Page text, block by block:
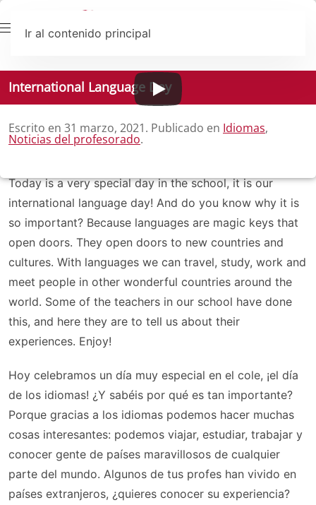
Ir al contenido principal
International Language Day
Escrito en 31 marzo, 2021. Publicado en Idiomas,
Noticias del profesorado.
Today is a very special day in the school, it is our
international language day! And do you know why it is
so important? Because languages are magic keys that
open doors. They open doors to new countries and
cultures. With languages we can travel, study, work and
meet people in other wonderful countries around the
world. Some of the teachers in our school have done
this, and here they are to tell us about their
experiences. Enjoy!
Hoy celebramos un día muy especial en el cole, ¡el día
de los idiomas! ¿Y sabéis por qué es tan importante?
Porque gracias a los idiomas podemos hacer muchas
cosas interesantes: podemos viajar, estudiar, trabajar y
conocer gente de países maravillosos de cualquier
parte del mundo. Algunos de tus profes han vivido en
países extranjeros, ¿quieres conocer su experiencia?